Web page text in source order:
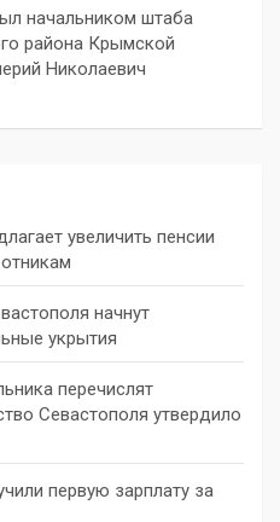
начальником штаба
района Крымской
Николаевич
увеличить пенсии
начнут
укрытия
перечислят
Севастополя утвердило
первую зарплату за